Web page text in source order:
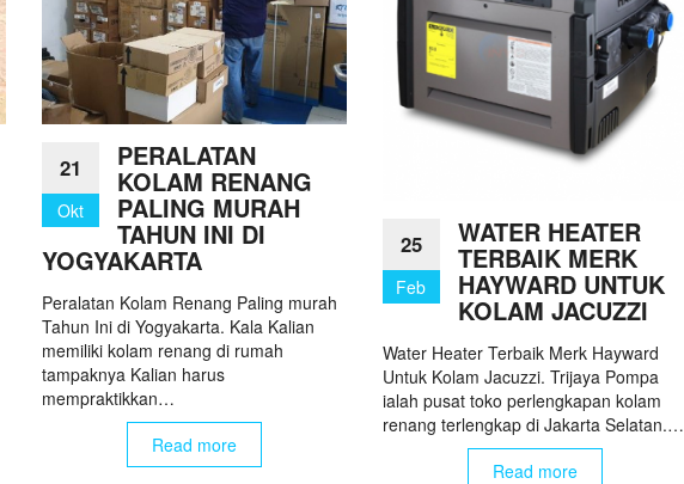
21
Okt
PERALATAN
KOLAM RENANG
PALING MURAH
TAHUN INI DI
YOGYAKARTA
Peralatan Kolam Renang Paling murah
Tahun Ini di Yogyakarta. Kala Kalian
memiliki kolam renang di rumah
tampaknya Kalian harus
mempraktikkan…
Read more
25
Feb
WATER HEATER
TERBAIK MERK
HAYWARD UNTUK
KOLAM JACUZZI
Water Heater Terbaik Merk Hayward
Untuk Kolam Jacuzzi. Trijaya Pompa
ialah pusat toko perlengkapan kolam
renang terlengkap di Jakarta Selatan.…
Read more